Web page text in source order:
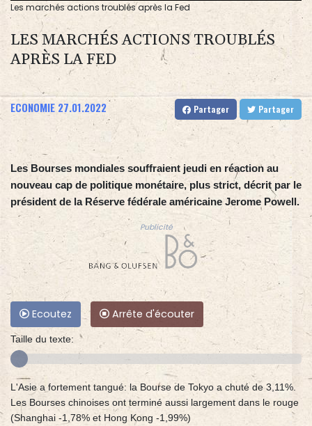
Les marchés actions troublés après la Fed
LES MARCHÉS ACTIONS TROUBLÉS
APRÈS LA FED
ECONOMIE 27.01.2022 Partager Partager
Les Bourses mondiales souffraient jeudi en réaction au
nouveau cap de politique monétaire, plus strict, décrit par le
président de la Réserve fédérale américaine Jerome Powell.
Publicité
Ecoutez Arrête d'écouter
Taille du texte:
L'Asie a fortement tangué: la Bourse de Tokyo a chuté de 3,11%.
Les Bourses chinoises ont terminé aussi largement dans le rouge
(Shanghai -1,78% et Hong Kong -1,99%)